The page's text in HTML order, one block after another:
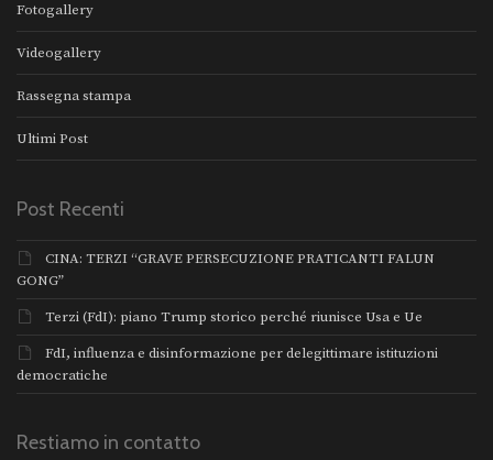
Fotogallery
Videogallery
Rassegna stampa
Ultimi Post
Post Recenti
CINA: TERZI “GRAVE PERSECUZIONE PRATICANTI FALUN
GONG”
Terzi (FdI): piano Trump storico perché riunisce Usa e Ue
FdI, influenza e disinformazione per delegittimare istituzioni
democratiche
Restiamo in contatto